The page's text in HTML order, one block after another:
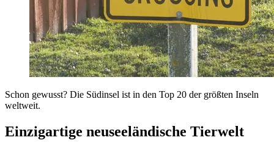
Schon gewusst? Die Südinsel ist in den Top 20 der größten Inseln
weltweit.
Einzigartige neuseeländische Tierwelt